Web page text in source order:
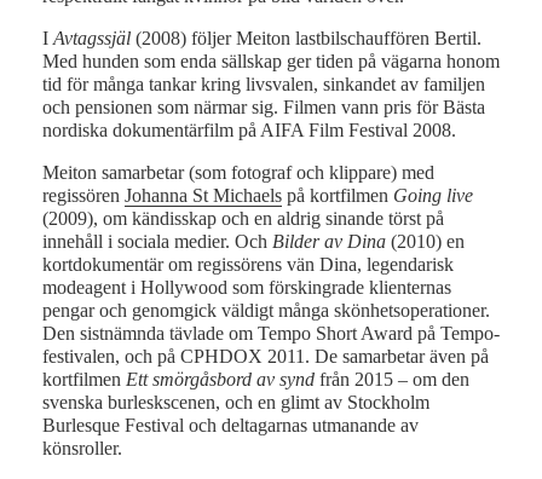
I Avtagssjäl (2008) följer Meiton lastbilschauffören Bertil.
Med hunden som enda sällskap ger tiden på vägarna honom
tid för många tankar kring livsvalen, sinkandet av familjen
och pensionen som närmar sig. Filmen vann pris för Bästa
nordiska dokumentärfilm på AIFA Film Festival 2008.
Meiton samarbetar (som fotograf och klippare) med
regissören Johanna St Michaels på kortfilmen Going live
(2009), om kändisskap och en aldrig sinande törst på
innehåll i sociala medier. Och Bilder av Dina (2010) en
kortdokumentär om regissörens vän Dina, legendarisk
modeagent i Hollywood som förskingrade klienternas
pengar och genomgick väldigt många skönhetsoperationer.
Den sistnämnda tävlade om Tempo Short Award på Tempo-
festivalen, och på CPHDOX 2011. De samarbetar även på
kortfilmen Ett smörgåsbord av synd från 2015 – om den
svenska burleskscenen, och en glimt av Stockholm
Burlesque Festival och deltagarnas utmanande av
könsroller.